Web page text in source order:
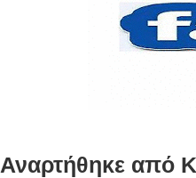
Αναρτήθηκε από